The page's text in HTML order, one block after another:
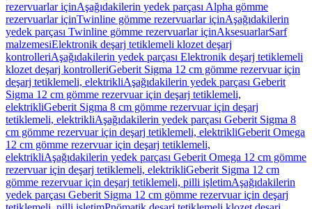
rezervuarlar içinAşağıdakilerin yedek parçası Alpha gömme
rezervuarlar içinTwinline gömme rezervuarlar içinAşağıdakilerin
yedek parçası Twinline gömme rezervuarlar içinAksesuarlarSarf
malzemesiElektronik deşarj tetiklemeli klozet deşarj
kontrolleriAşağıdakilerin yedek parçası Elektronik deşarj tetiklemeli
klozet deşarj kontrolleriGeberit Sigma 12 cm gömme rezervuar için
deşarj tetiklemeli, elektrikliAşağıdakilerin yedek parçası Geberit
Sigma 12 cm gömme rezervuar için deşarj tetiklemeli,
elektrikliGeberit Sigma 8 cm gömme rezervuar için deşarj
tetiklemeli, elektrikliAşağıdakilerin yedek parçası Geberit Sigma 8
cm gömme rezervuar için deşarj tetiklemeli, elektrikliGeberit Omega
12 cm gömme rezervuar için deşarj tetiklemeli,
elektrikliAşağıdakilerin yedek parçası Geberit Omega 12 cm gömme
rezervuar için deşarj tetiklemeli, elektrikliGeberit Sigma 12 cm
gömme rezervuar için deşarj tetiklemeli, pilli işletimAşağıdakilerin
yedek parçası Geberit Sigma 12 cm gömme rezervuar için deşarj